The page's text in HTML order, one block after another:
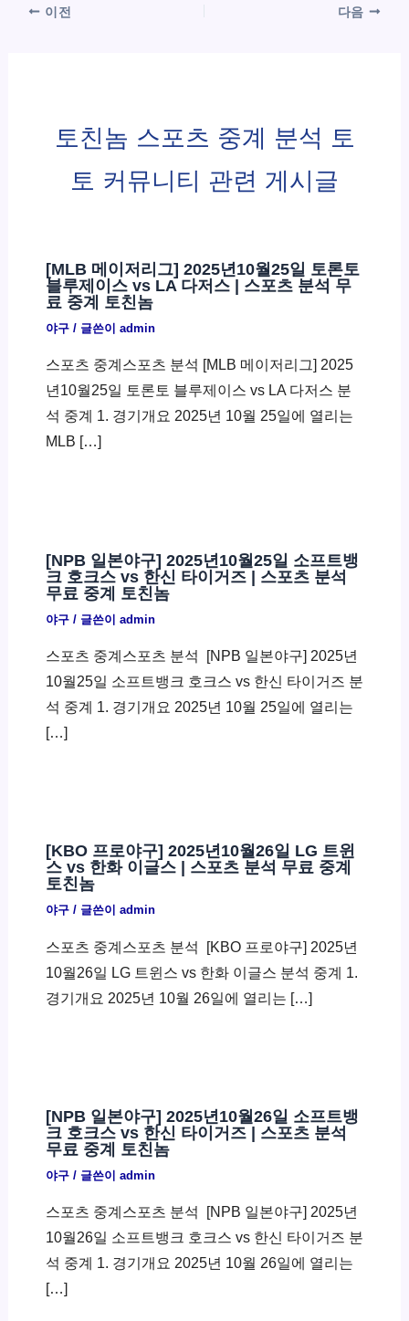
이전 다음
토친놈 스포츠 중계 분석 토
토 커뮤니티 관련 게시글
[MLB 메이저리그] 2025년10월25일 토론토
블루제이스 vs LA 다저스 | 스포츠 분석 무
료 중계 토친놈
야구/ 글쓴이 admin
스포츠 중계스포츠 분석 [MLB 메이저리그] 2025
년10월25일 토론토 블루제이스 vs LA 다저스 분
석 중계 1. 경기개요 2025년 10월 25일에 열리는
MLB […]
[NPB 일본야구] 2025년10월25일 소프트뱅
크 호크스 vs 한신 타이거즈 | 스포츠 분석
무료 중계 토친놈
야구/ 글쓴이 admin
스포츠 중계스포츠 분석 ​ [NPB 일본야구] 2025년
10월25일 소프트뱅크 호크스 vs 한신 타이거즈 분
석 중계 1. 경기개요 2025년 10월 25일에 열리는
[…]
[KBO 프로야구] 2025년10월26일 LG 트윈
스 vs 한화 이글스 | 스포츠 분석 무료 중계
토친놈
야구/ 글쓴이 admin
스포츠 중계스포츠 분석 ​ [KBO 프로야구] 2025년
10월26일 LG 트윈스 vs 한화 이글스 분석 중계 1.
경기개요 2025년 10월 26일에 열리는 […]
[NPB 일본야구] 2025년10월26일 소프트뱅
크 호크스 vs 한신 타이거즈 | 스포츠 분석
무료 중계 토친놈
야구/ 글쓴이 admin
스포츠 중계스포츠 분석 ​ [NPB 일본야구] 2025년
10월26일 소프트뱅크 호크스 vs 한신 타이거즈 분
석 중계 1. 경기개요 2025년 10월 26일에 열리는
[…]